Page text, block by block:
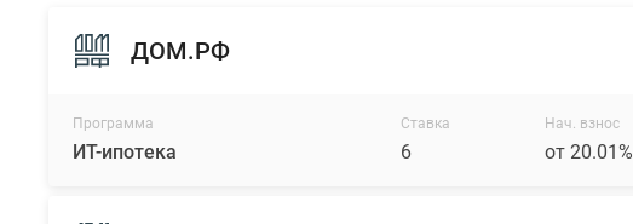
ДОМ.РФ
Программа
ИТ-ипотека
Ставка
6
Нач. взнос
от 20.01%